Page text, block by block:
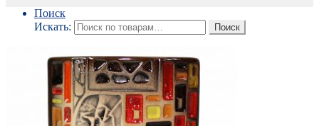
Поиск
Искать:
Поиск